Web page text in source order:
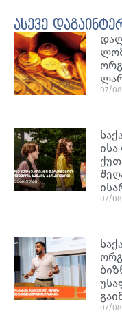
ასევე
07/
07/
07/